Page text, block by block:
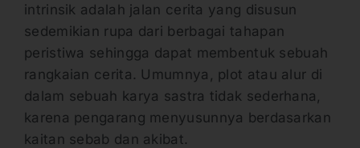
intrinsik adalah jalan cerita yang disusun
sedemikian rupa dari berbagai tahapan
peristiwa sehingga dapat membentuk sebuah
rangkaian cerita. Umumnya, plot atau alur di
dalam sebuah karya sastra tidak sederhana,
karena pengarang menyusunnya berdasarkan
kaitan sebab dan akibat.